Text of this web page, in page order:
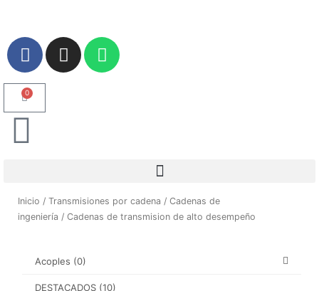
contenido
F
a
c
e
b
I
n
W
h
0
Carrito
Inicio / Transmisiones por cadena / Cadenas de
ingeniería / Cadenas de transmision de alto desempeño
Acoples (0)
DESTACADOS (10)